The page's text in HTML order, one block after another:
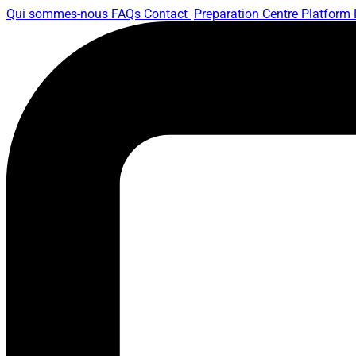
Qui sommes-nous FAQs Contact Preparation Centre Platform